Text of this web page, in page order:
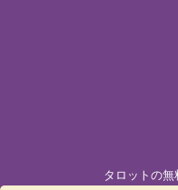
タロットの